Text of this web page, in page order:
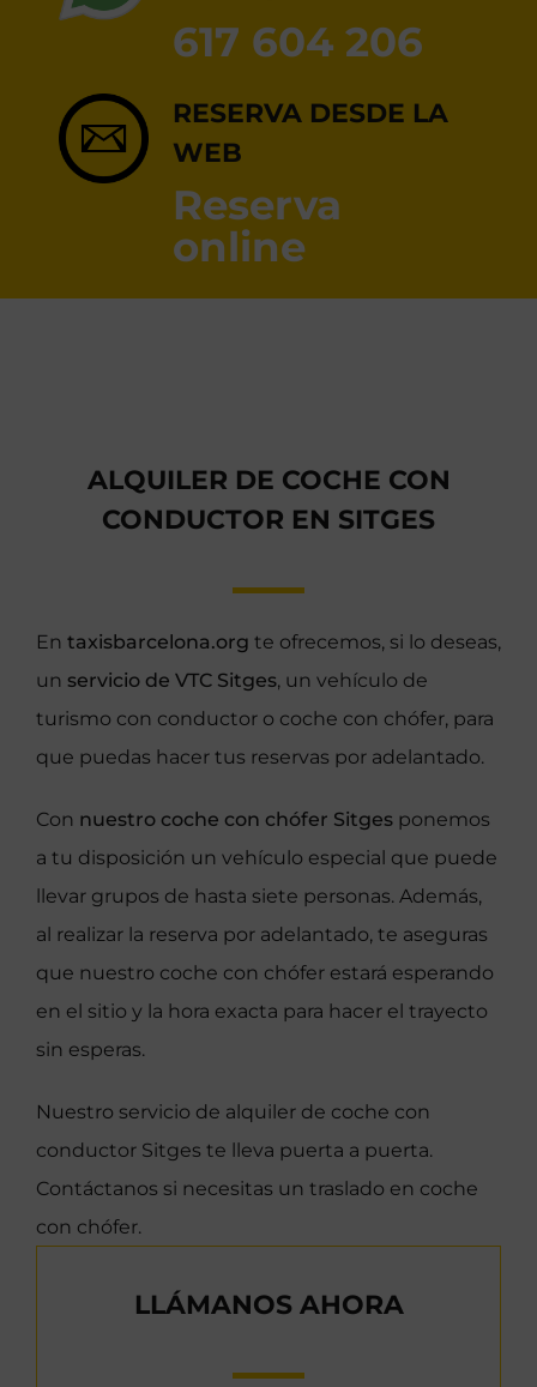
617 604 206
RESERVA DESDE LA
WEB
Reserva
online
ALQUILER DE COCHE CON
CONDUCTOR EN SITGES
En taxisbarcelona.org te ofrecemos, si lo deseas,
un servicio de VTC Sitges, un vehículo de
turismo con conductor o coche con chófer, para
que puedas hacer tus reservas por adelantado.
Con nuestro coche con chófer Sitgesponemos
a tu disposición un vehículo especial que puede
llevar grupos de hasta siete personas. Además,
al realizar la reserva por adelantado, te aseguras
que nuestro coche con chófer estará esperando
en el sitio y la hora exacta para hacer el trayecto
sin esperas.
Nuestro servicio de alquiler de coche con
conductor Sitges te lleva puerta a puerta.
Contáctanos si necesitas un traslado en coche
con chófer.
LLÁMANOS AHORA